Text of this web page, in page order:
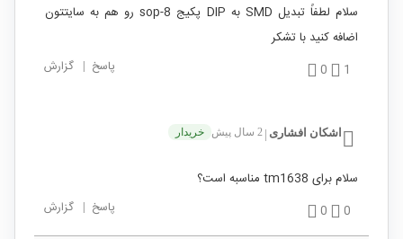
سلام لطفاً تبدیل SMD به DIP پکیج sop-8 رو هم به سایتتون
اضافه کنید با تشکر
1
0 پاسخ | گزارش
اشکان افشاری 2 سال پیش خریدار
سلام برای tm1638 مناسبه است؟
0
0 پاسخ | گزارش